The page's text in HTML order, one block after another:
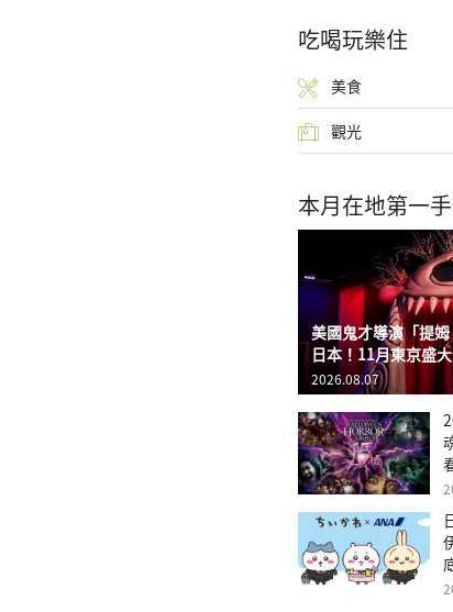
吃喝玩樂住
美食
觀光
本月在地第一
美國鬼才導演「提
日本！11月東京盛
2026.08.07